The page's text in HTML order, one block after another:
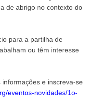
de abrigo no contexto do
para a partilha de
ou têm interesse
e inscreva-se
eventos-novidades/1o-